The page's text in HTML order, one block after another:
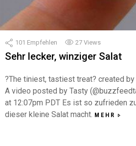
101 Empfehlen 27 Views
Sehr lecker, winziger Salat
?The tiniest, tastiest treat? created
A video posted by Tasty
at 12:07pm PDT Es ist so zufrieden
dieser kleine Salat macht. MEHR